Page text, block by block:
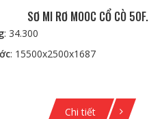
SƠ MI RƠ MOOC CỔ CÒ 50F.
: 34.300
: 15500x2500x1687
Chi tiết